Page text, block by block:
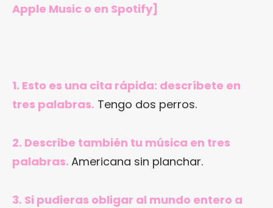
Apple Music o en Spotify]
1. Esto es una cita rápida: descríbete en
tres palabras. Tengo dos perros.
2. Describe también tu música en tres
palabras. Americana sin planchar.
3. Si pudieras obligar al mundo entero a